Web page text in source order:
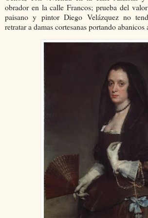
obrador en la calle Francos; prueba del
paisano y pintor Diego Velázquez no
retratar a damas cortesanas portando